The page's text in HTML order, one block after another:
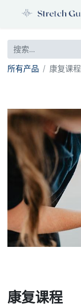
所有产品 康复课程
康复课程